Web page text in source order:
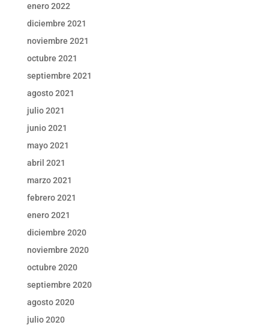
enero 2022
diciembre 2021
noviembre 2021
octubre 2021
septiembre 2021
agosto 2021
julio 2021
junio 2021
mayo 2021
abril 2021
marzo 2021
febrero 2021
enero 2021
diciembre 2020
noviembre 2020
octubre 2020
septiembre 2020
agosto 2020
julio 2020